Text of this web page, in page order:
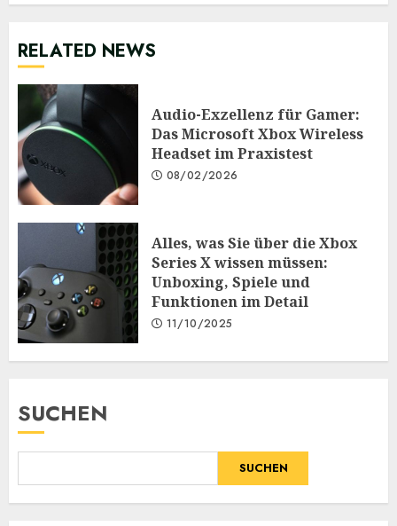
RELATED NEWS
Audio-Exzellenz für Gamer:
Das Microsoft Xbox Wireless
Headset im Praxistest
08/02/2026
Alles, was Sie über die Xbox
Series X wissen müssen:
Unboxing, Spiele und
Funktionen im Detail
11/10/2025
SUCHEN
SUCHEN